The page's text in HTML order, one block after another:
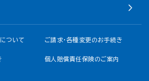
ついて ご請求・各種変更のお手続き
個人賠償責任保険のご案内